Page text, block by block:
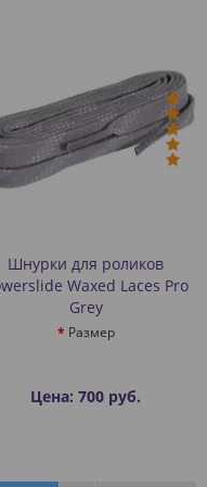
Шнурки для роликов
Waxed Laces Pro
Grey
Размер
Цена: 700 руб.